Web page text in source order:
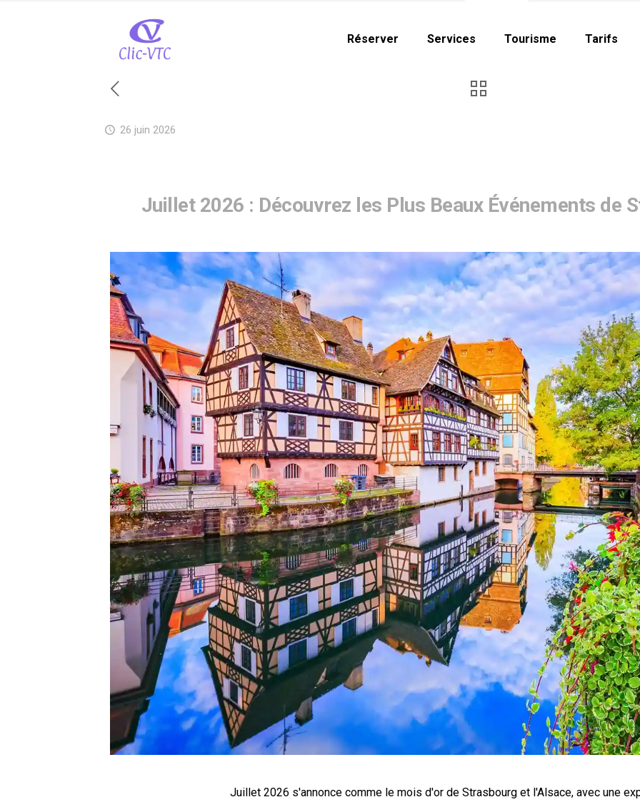
Réserver Services Tourisme Tarifs
26 juin 2026
Juillet 2026 : Découvrez les Plus Beaux Événements de
Juillet 2026 s'annonce comme le mois d'or de Strasbourg et l'Alsace, avec une